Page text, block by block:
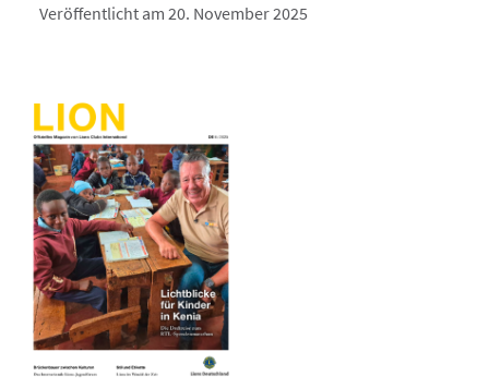
Veröffentlicht am 20. November 2025